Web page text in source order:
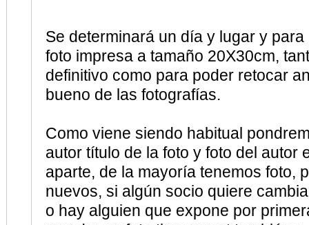
bueno de las fotografías.
Como viene siendo habitual
autor título de la foto y foto del autor
aparte, de la mayoría tenemos foto,
nuevos, si algún socio quiere
o hay alguien que expone por
mandar su foto tipo carnet también a
dirección de correo, colocando de
apellidos.